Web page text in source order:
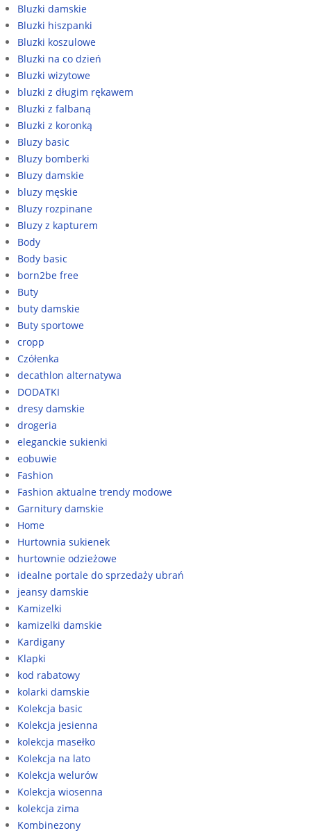
Bluzki damskie
Bluzki hiszpanki
Bluzki koszulowe
Bluzki na co dzień
Bluzki wizytowe
bluzki z długim rękawem
Bluzki z falbaną
Bluzki z koronką
Bluzy basic
Bluzy bomberki
Bluzy damskie
bluzy męskie
Bluzy rozpinane
Bluzy z kapturem
Body
Body basic
born2be free
Buty
buty damskie
Buty sportowe
cropp
Czółenka
decathlon alternatywa
DODATKI
dresy damskie
drogeria
eleganckie sukienki
eobuwie
Fashion
Fashion aktualne trendy modowe
Garnitury damskie
Home
Hurtownia sukienek
hurtownie odzieżowe
idealne portale do sprzedaży ubrań
jeansy damskie
Kamizelki
kamizelki damskie
Kardigany
Klapki
kod rabatowy
kolarki damskie
Kolekcja basic
Kolekcja jesienna
kolekcja masełko
Kolekcja na lato
Kolekcja welurów
Kolekcja wiosenna
kolekcja zima
Kombinezony